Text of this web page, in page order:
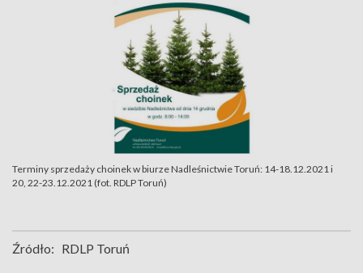
Terminy sprzedaży choinek w biurze Nadleśnictwie Toruń: 14-18.12.2021 i
20, 22-23.12.2021 (fot. RDLP Toruń)
Źródło: RDLP Toruń